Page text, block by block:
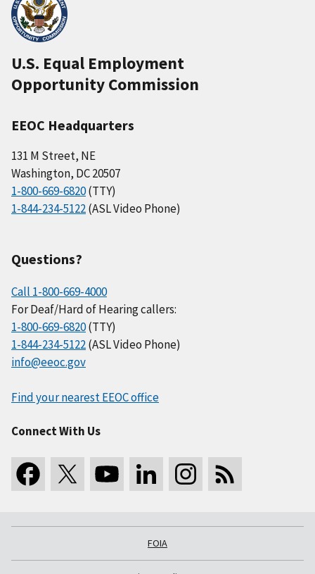
U.S. Equal Employment
Opportunity Commission
EEOC Headquarters
131 M Street, NE
Washington, DC 20507
1-800-669-6820(TTY)
1-844-234-5122(ASL Video Phone)
Questions?
Call 1-800-669-4000
For Deaf/Hard of Hearing callers:
1-800-669-6820(TTY)
1-844-234-5122(ASL Video Phone)
info@eeoc.gov
Find your nearest EEOC office
Connect With Us
FOIA